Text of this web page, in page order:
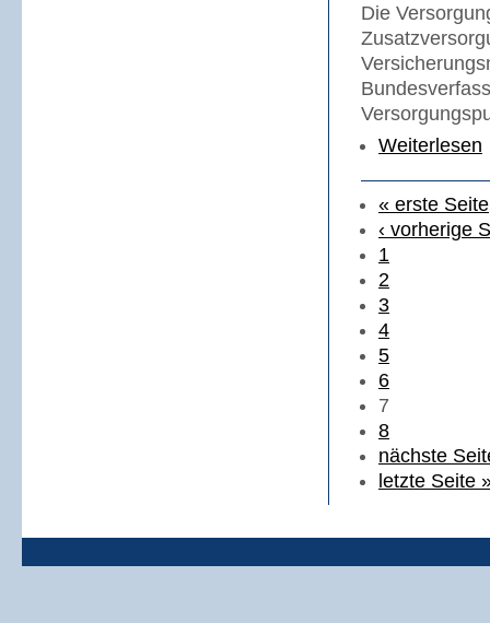
Die
Weiterlesen
« erste Seite
‹ vorherige
1
2
3
4
5
6
7
8
nächste
letzte Seite